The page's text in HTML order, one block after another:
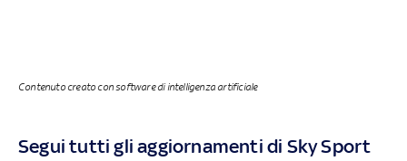
Contenuto creato con software di intelligenza artificiale
Segui tutti gli aggiornamenti di Sky Sport